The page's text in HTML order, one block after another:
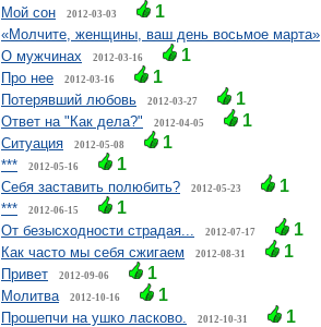
Мой сон 2012-03-03 1
«Молчите, женщины, ваш день восьмое марта»
О мужчинах 2012-03-16 1
Про нее 2012-03-16 1
Потерявший любовь 2012-03-27 1
Ответ на "Как дела?" 2012-04-05 1
Ситуация 2012-05-08 1
*** 2012-05-16 1
Себя заставить полюбить? 2012-05-23 1
*** 2012-06-15 1
От безысходности страдая... 2012-07-17 1
Как часто мы себя сжигаем 2012-08-31 1
Привет 2012-09-06 1
Молитва 2012-10-16 1
Прошепчи на ушко ласково. 2012-10-31 1